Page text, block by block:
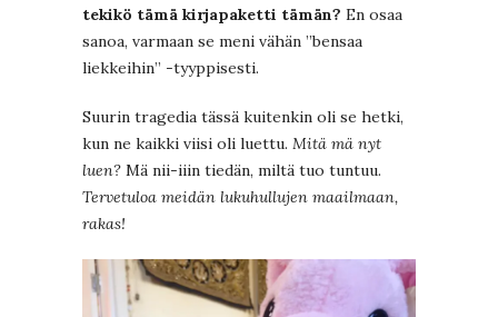
tekikö tämä kirjapaketti tämän? En osaa
sanoa, varmaan se meni vähän ”bensaa
liekkeihin” -tyyppisesti.
Suurin tragedia tässä kuitenkin oli se hetki,
kun ne kaikki viisi oli luettu. Mitä mä nyt
luen? Mä nii-iiin tiedän, miltä tuo tuntuu.
Tervetuloa meidän lukuhullujen maailmaan,
rakas!